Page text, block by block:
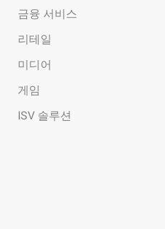
금융 서비스
리테일
미디어
게임
ISV 솔루션